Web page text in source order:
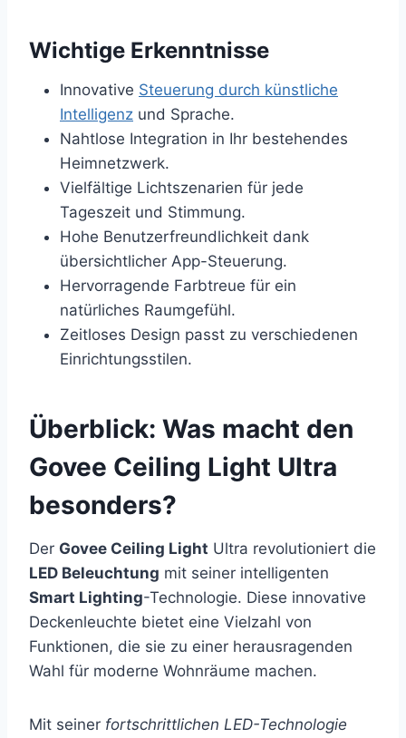
Wichtige Erkenntnisse
Innovative Steuerung durch künstliche
Intelligenz und Sprache.
Nahtlose Integration in Ihr bestehendes
Heimnetzwerk.
Vielfältige Lichtszenarien für jede
Tageszeit und Stimmung.
Hohe Benutzerfreundlichkeit dank
übersichtlicher App-Steuerung.
Hervorragende Farbtreue für ein
natürliches Raumgefühl.
Zeitloses Design passt zu verschiedenen
Einrichtungsstilen.
Überblick: Was macht den
Govee Ceiling Light Ultra
besonders?
Der Govee Ceiling Light Ultra revolutioniert die
LED Beleuchtung mit seiner intelligenten
Smart Lighting-Technologie. Diese innovative
Deckenleuchte bietet eine Vielzahl von
Funktionen, die sie zu einer herausragenden
Wahl für moderne Wohnräume machen.
Mit seiner fortschrittlichen LED-Technologie